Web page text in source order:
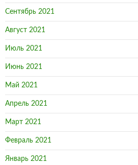
Сентябрь 2021
Август 2021
Июль 2021
Июнь 2021
Май 2021
Апрель 2021
Март 2021
Февраль 2021
Январь 2021